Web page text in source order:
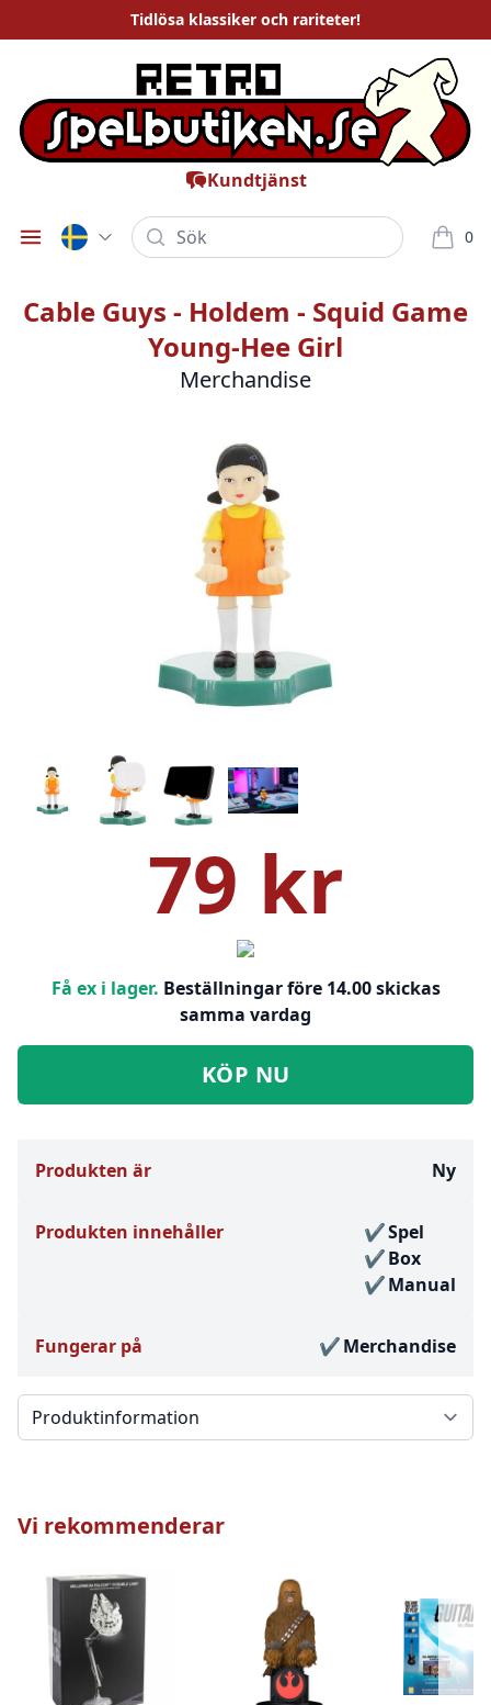
Tidlösa klassiker och rariteter!
Kundtjänst
Öppna meny
Sök 0
varor i
Cable Guys - Holdem - Squid Game
Young-Hee Girl
Merchandise
79 kr
Få ex i lager. Beställningar före 14.00 skickas
samma vardag
KÖP NU
Produkten är Ny
Produkten innehåller
Spel
Box
Manual
Fungerar på Merchandise
Välj en flik
Vi rekommenderar